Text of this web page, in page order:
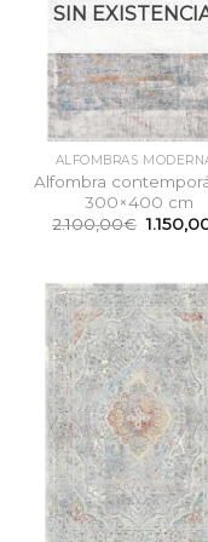
SIN
ALFOMBRAS
Alfombra
300×400 cm
2.100,00€ El
precio